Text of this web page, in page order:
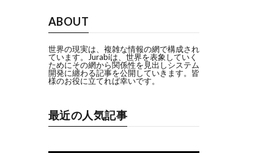
ABOUT
世界の現実は、複雑な情報の網で構成され
ています。Jurabiは、世界を表象していく
ためにその網から関係性を見出しシステム
開発に纏わる記事を公開していきます。皆
様のお役に立てれば幸いです。
最近の人気記事